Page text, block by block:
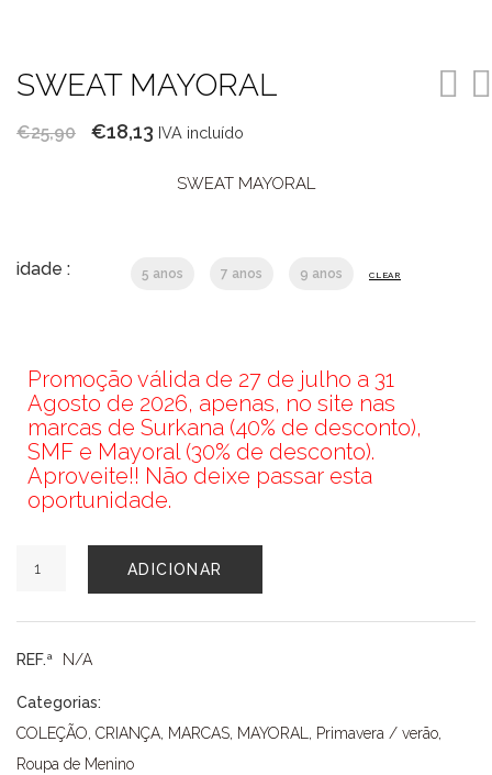
SWEAT MAYORAL
€25,90
O
€18,13 O
atual
IVA incluído
SWEAT MAYORAL
idade : 5 anos 7 anos 9 anos CLEAR
Promoção válida de 27 de julho a 31
Agosto de 2026, apenas, no site nas
marcas de Surkana (40% de desconto),
SMF e Mayoral (30% de desconto).
Aproveite!! Não deixe passar esta
oportunidade.
de
MAYORAL
ADICIONAR
REF.ª N/A
Categorias:
COLEÇÃO, CRIANÇA, MARCAS, MAYORAL, Primavera / verão,
Roupa de Menino